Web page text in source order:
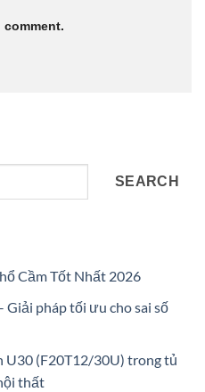
comment.
SEARCH
Cầm Tốt Nhất 2026
Giải pháp tối ưu cho sai số
U30 (F20T12/30U) trong tủ
thất